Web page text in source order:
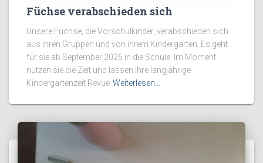
Füchse verabschieden sich
Unsere Füchse, die Vorschulkinder, verabschieden sich
aus ihren Gruppen und von ihrem Kindergarten. Es geht
für sie ab September 2026 in die Schule. Im Moment
nutzen sie die Zeit und lassen ihre langjährige
Kindergartenzeit Revue Weiterlesen…